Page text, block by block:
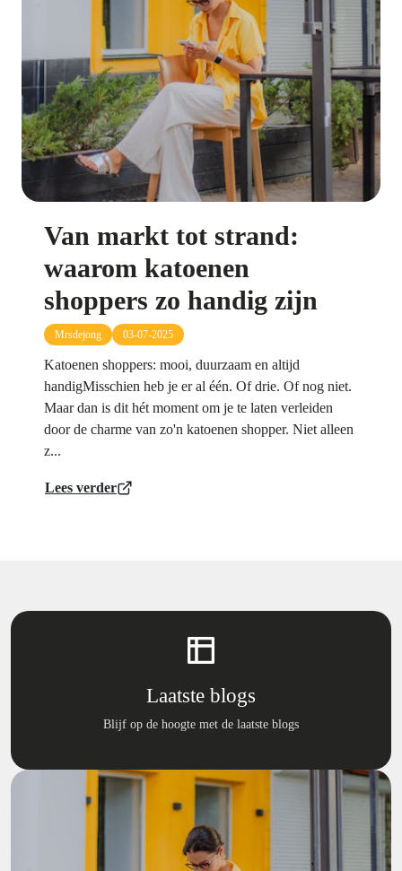
Van markt tot strand:
waarom katoenen
shoppers zo handig zijn
Mrsdejong 03-07-2025
Katoenen shoppers: mooi, duurzaam en altijd
handigMisschien heb je er al één. Of drie. Of nog niet.
Maar dan is dit hét moment om je te laten verleiden
door de charme van zo'n katoenen shopper. Niet alleen
z...
Lees verder
Laatste blogs
Blijf op de hoogte met de laatste blogs